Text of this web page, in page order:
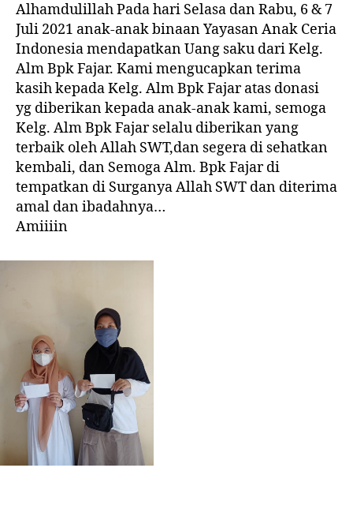
Alhamdulillah Pada hari Selasa dan Rabu, 6 & 7
Juli 2021 anak-anak binaan Yayasan Anak Ceria
Indonesia mendapatkan Uang saku dari Kelg.
Alm Bpk Fajar. Kami mengucapkan terima
kasih kepada Kelg. Alm Bpk Fajar atas donasi
yg diberikan kepada anak-anak kami, semoga
Kelg. Alm Bpk Fajar selalu diberikan yang
terbaik oleh Allah SWT,dan segera di sehatkan
kembali, dan Semoga Alm. Bpk Fajar di
tempatkan di Surganya Allah SWT dan diterima
amal dan ibadahnya…
Amiiiin